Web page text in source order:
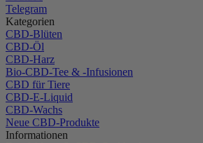
Telegram
Kategorien
CBD-Blüten
CBD-Öl
CBD-Harz
Bio-CBD-Tee & -Infusionen
CBD für Tiere
CBD-E-Liquid
CBD-Wachs
Neue CBD-Produkte
Informationen